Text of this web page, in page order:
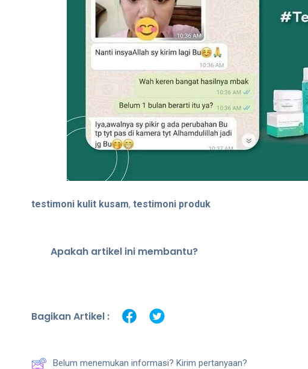
testimoni kulit kusam, testimoni produk
Apakah artikel ini membantu?
Bagikan Artikel :
Belum menemukan informasi? Kirim pertanyaan?